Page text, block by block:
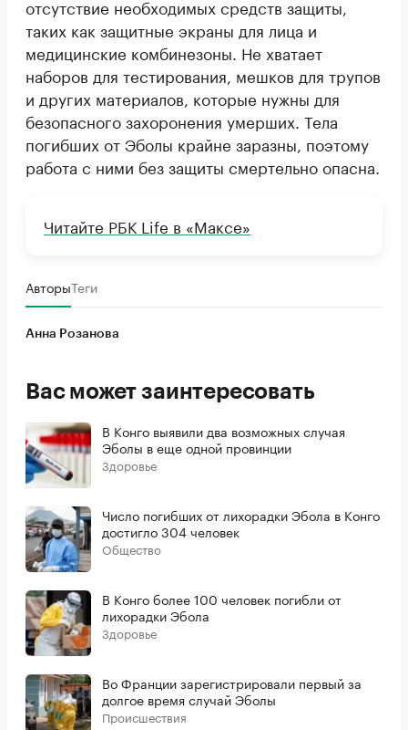
отсутствие необходимых средств защиты,
таких как защитные экраны для лица и
медицинские комбинезоны. Не хватает
наборов для тестирования, мешков для трупов
и других материалов, которые нужны для
безопасного захоронения умерших. Тела
погибших от Эболы крайне заразны, поэтому
работа с ними без защиты смертельно опасна.
Читайте РБК Life в «Максе»
АвторыТеги
Анна Розанова
Вас может заинтересовать
В Конго выявили два возможных случая
Эболы в еще одной провинции
Здоровье
Число погибших от лихорадки Эбола в Конго
достигло 304 человек
Общество
В Конго более 100 человек погибли от
лихорадки Эбола
Здоровье
Во Франции зарегистрировали первый за
долгое время случай Эболы
Происшествия